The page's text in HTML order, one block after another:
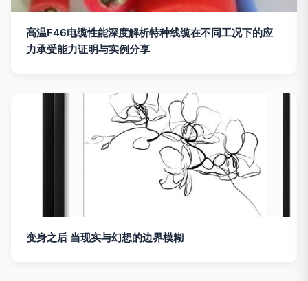
高温F46电缆性能深度解析特种线缆在不同工况下的应
力承受能力证明与实例分享
变身之后 当现实与幻想的边界模糊